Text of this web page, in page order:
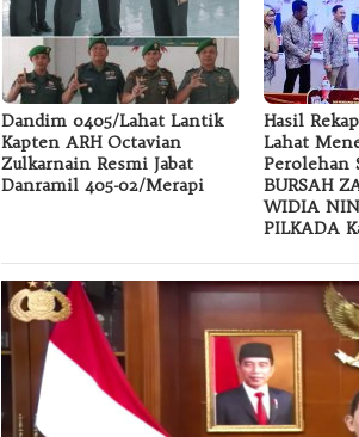
Dandim 0405/Lahat Lantik
Kapten ARH Octavian
Zulkarnain Resmi Jabat
Danramil 405-02/Merapi
Hasil
Lahat
Perolehan
BURSAH
WIDIA
PILKADA